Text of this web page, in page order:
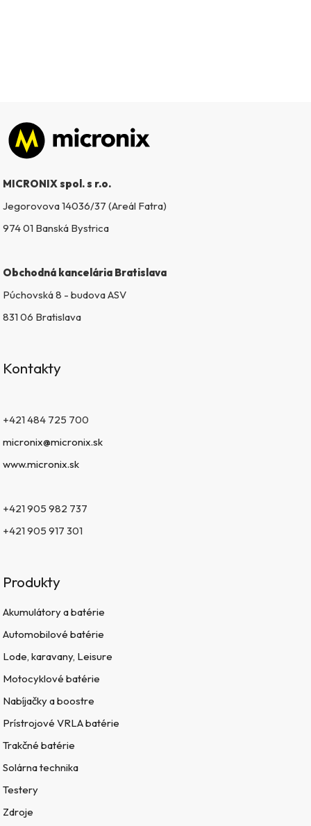
Zápätie
MICRONIX spol. s r.o.
Jegorovova 14036/37 (Areál Fatra)
974 01 Banská Bystrica
Obchodná kancelária Bratislava
Púchovská 8 - budova ASV
831 06 Bratislava
Kontakty
+421 484 725 700
micronix@micronix.sk
www.micronix.sk
+421 905 982 737
+421 905 917 301
Produkty
Akumulátory a batérie
Automobilové batérie
Lode, karavany, Leisure
Motocyklové batérie
Nabíjačky a boostre
Prístrojové VRLA batérie
Trakčné batérie
Solárna technika
Testery
Zdroje